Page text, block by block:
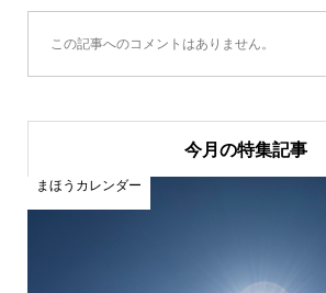
この記事へのコメントはありません。
今月の特集記事
まほうカレンダー